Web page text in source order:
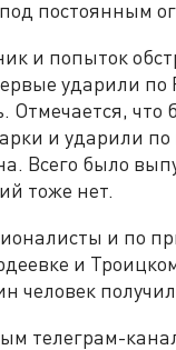
постоянным
и попыток
ударили по
Отмечается,
и ударили
Всего было
тоже нет.
и по
и
человек
телеграм-